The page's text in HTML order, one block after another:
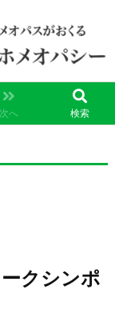
次へ 検索
クシンポ